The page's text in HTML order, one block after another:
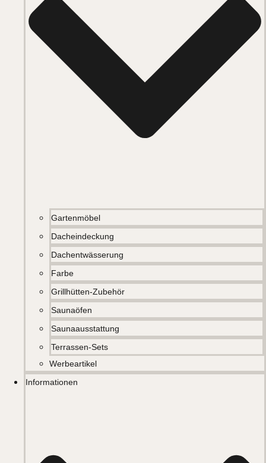
Gartenmöbel
Dacheindeckung
Dachentwässerung
Farbe
Grillhütten-Zubehör
Saunaöfen
Saunaausstattung
Terrassen-Sets
Werbeartikel
Informationen